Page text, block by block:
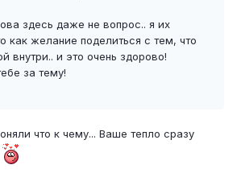
здесь даже не вопрос.. я их
как желание поделиться с тем, что
внутри.. и это очень здорово!
за тему!
что к чему... Ваше тепло сразу